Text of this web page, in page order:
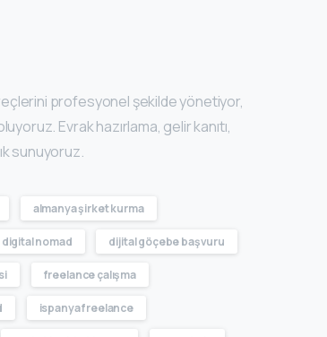
profesyonel şekilde yönetiyor,
Evrak hazırlama, gelir kanıtı,
sunuyoruz.
almanya şirket kurma
digital nomad dijital göçebe başvuru
freelance çalışma
ispanya freelance